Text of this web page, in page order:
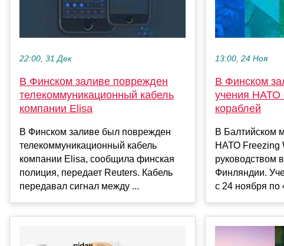
22:00, 31 Дек
В Финском заливе поврежден
телекоммуникационный кабель
компании Elisa
В Финском заливе был поврежден
телекоммуникационный кабель
компании Elisa, сообщила финская
полиция, передает Reuters. Кабель
передавал сигнал между ...
13:00, 24 Ноя
В Финском
учения НАТО
кораблей
В Балтийском
НАТО Freezing
руководством
Финляндии.
с 24 ноября по